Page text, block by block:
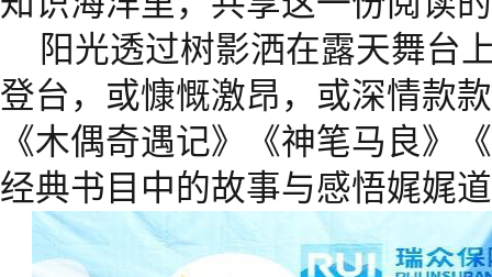
阳光透过树影洒在露天舞台
登台，或慷慨激昂，或深情款
《木偶奇遇记》《神笔马良》
经典书目中的故事与感悟娓娓